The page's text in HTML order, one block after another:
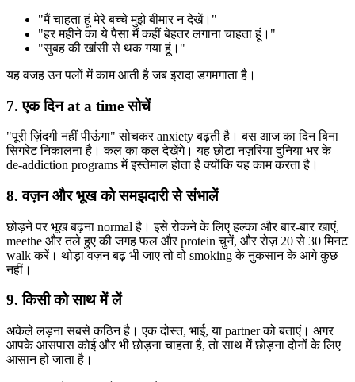
"मैं चाहता हूं मेरे बच्चे मुझे बीमार न देखें।"
"हर महीने का ये पैसा मैं कहीं बेहतर लगाना चाहता हूं।"
"सुबह की खांसी से थक गया हूं।"
यह वजह उन पलों में काम आती है जब इरादा डगमगाता है।
7. एक दिन at a time सोचें
"पूरी ज़िंदगी नहीं पीऊंगा" सोचकर anxiety बढ़ती है। बस आज का दिन बिना
सिगरेट निकालना है। कल का कल देखेंगे। यह छोटा नज़रिया दुनिया भर के
de-addiction programs में इस्तेमाल होता है क्योंकि यह काम करता है।
8. वज़न और भूख को समझदारी से संभालें
छोड़ने पर भूख बढ़ना normal है। इसे रोकने के लिए हल्का और बार-बार खाएं,
meethe और तले हुए की जगह फल और protein चुनें, और रोज़ 20 से 30 मिनट
walk करें। थोड़ा वज़न बढ़ भी जाए तो वो smoking के नुकसान के आगे कुछ
नहीं।
9. किसी को साथ में लें
अकेले लड़ना सबसे कठिन है। एक दोस्त, भाई, या partner को बताएं। अगर
आपके आसपास कोई और भी छोड़ना चाहता है, तो साथ में छोड़ना दोनों के लिए
आसान हो जाता है।